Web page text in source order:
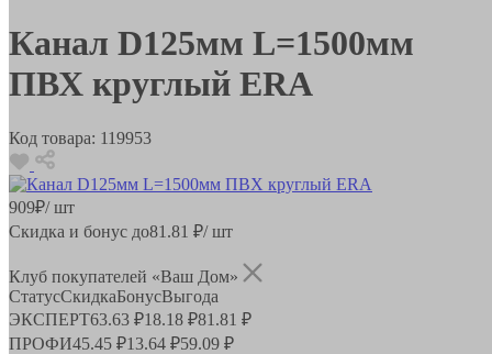
Канал D125мм L=1500мм
ПВХ круглый ERA
Код товара: 119953
909₽/ шт
Скидка и бонус до81.81 ₽/ шт
Клуб покупателей «Ваш Дом»
СтатусСкидкаБонусВыгода
ЭКСПЕРТ63.63 ₽18.18 ₽81.81 ₽
ПРОФИ45.45 ₽13.64 ₽59.09 ₽